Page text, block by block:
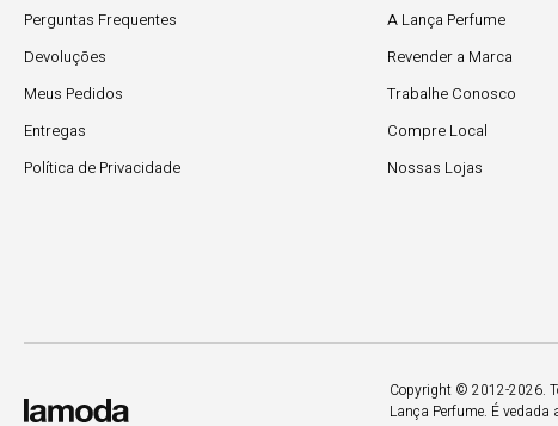
Perguntas Frequentes
Devoluções
Meus Pedidos
Entregas
Política de Privacidade
A Lança Perfume
Revender a Marca
Trabalhe Conosco
Compre Local
Nossas Lojas
Copyright © 2012-2026.
Lança Perfume. É